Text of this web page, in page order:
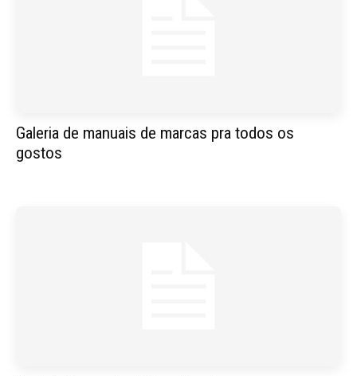
Galeria de manuais de marcas pra todos os
gostos